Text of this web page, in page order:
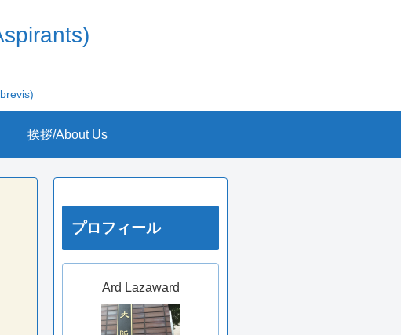
挨拶/About Us
プロフィール
Ard Lazaward